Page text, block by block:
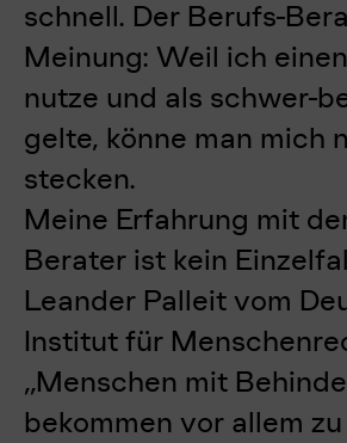
schnell. Der Berufs-
Meinung: Weil ich
nutze und als schwer-
gelte, könne man mich
stecken.
Meine Erfahrung mit
Berater ist kein
Leander Palleit vom
Institut für
„Menschen mit
bekommen vor allem